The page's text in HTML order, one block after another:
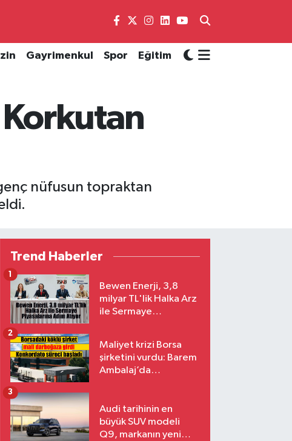
Gayrimenkul Spor Eğitim
Korkutan
nüfusun topraktan
Trend Haberler
Bewen Enerji, 3,8
milyar TL'lik Halka Arz
ile Sermaye
1
Maliyet krizi Borsa
şirketini vurdu: Barem
Ambalaj’da
2
Audi tarihinin en
büyük SUV modeli
Q9, markanın yeni
3